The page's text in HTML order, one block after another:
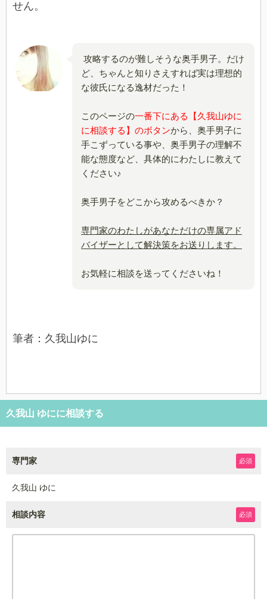
せん。
攻略するのが難しそうな奥手男子。だけ
ど、ちゃんと知りさえすれば実は理想的
な彼氏になる逸材だった！
このページの一番下にある【久我山ゆに
に相談する】のボタンから、奥手男子に
手こずっている事や、奥手男子の理解不
能な態度など、具体的にわたしに教えて
ください♪
奥手男子をどこから攻めるべきか？
専門家のわたしがあなただけの専属アド
バイザーとして解決策をお送りします。
お気軽に相談を送ってくださいね！
筆者：久我山ゆに
久我山 ゆにに相談する
専門家 必須
久我山 ゆに
相談内容 必須